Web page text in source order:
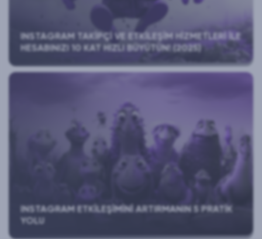
INSTAGRAM TAKIPÇI VE ETKILEŞIM HIZMETLERI ILE
HESABINIZI 10 KAT HIZLI BÜYÜTÜN! (2025)
INSTAGRAM ETKILEŞIMINI ARTIRMANIN 5 PRATIK
YOLU